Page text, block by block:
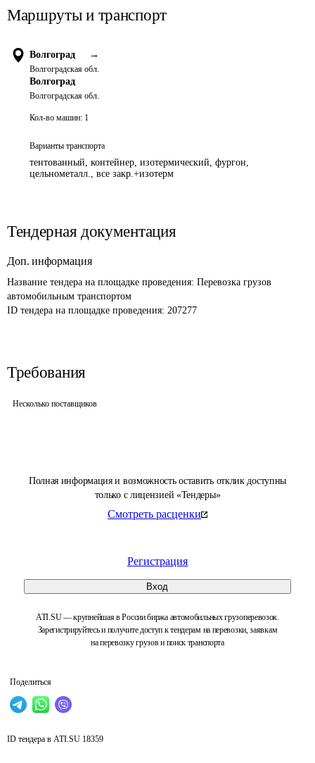
Полная информация и возможность оставить отклик доступны
только с лицензией «Тендеры»
Смотреть расценки
Регистрация
Вход
ATI.SU — крупнейшая в России биржа автомобильных грузоперевозок.
Зарегистрируйтесь и получите доступ к тендерам на перевозки, заявкам
на перевозку грузов и поиск транспорта
Поделиться
Маршруты и транспорт
Волгоград →
Волгоградская обл.
Волгоград
Волгоградская обл.
Кол-во машин: 1
Варианты транспорта
тентованный, контейнер, изотермический, фургон,
цельнометалл., все закр.+изотерм
Тендерная документация
Доп. информация
Название тендера на площадке проведения: Перевозка грузов
автомобильным транспортом
ID тендера на площадке проведения: 207277
Требования
Несколько поставщиков
ID тендера в ATI.SU 18359